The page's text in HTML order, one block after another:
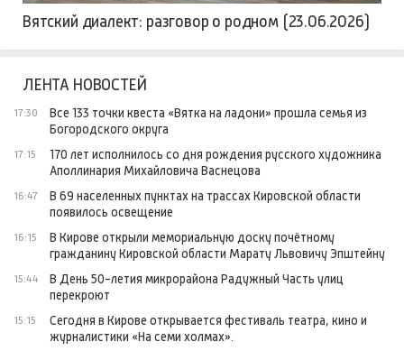
Вятский диалект: разговор о родном (23.06.2026)
ЛЕНТА НОВОСТЕЙ
17:30
Все 133 точки квеста «Вятка на ладони» прошла семья из
Богородского округа
17:15
170 лет исполнилось со дня рождения русского художника
Аполлинария Михайловича Васнецова
16:47
В 69 населенных пунктах на трассах Кировской области
появилось освещение
16:15
В Кирове открыли мемориальную доску почётному
гражданину Кировской области Марату Львовичу Эпштейну
15:44
В День 50-летия микрорайона Радужный Часть улиц
перекроют
15:15
Сегодня в Кирове открывается фестиваль театра, кино и
журналистики «На семи холмах».